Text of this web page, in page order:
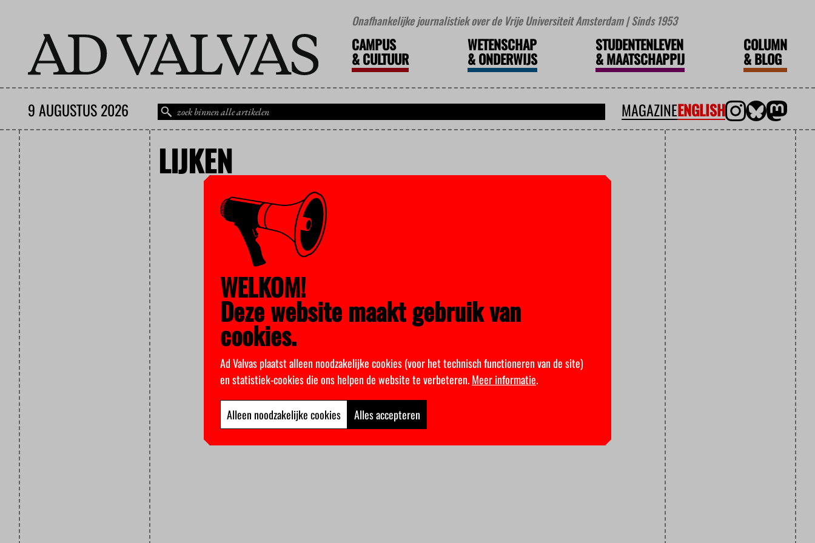
Onafhankelijke journalistiek over de Vrije Universiteit Amsterdam | Sinds 1953
CAMPUS
&CULTUUR
WETENSCHAP
&ONDERWIJS
STUDENTENLEVEN
&MAATSCHAPPIJ
COLUMN
&BLOG
9 AUGUSTUS 2026 MAGAZINEENGLISH
LIJKEN
WELKOM!
Deze website maakt gebruik van
cookies.
Ad Valvas plaatst alleen noodzakelijke cookies (voor het technisch functioneren van de site)
en statistiek-cookies die ons helpen de website te verbeteren.Meer informatie.
Alleen noodzakelijke cookies Alles accepteren